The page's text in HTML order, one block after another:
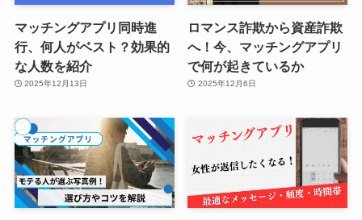
マッチングアプリ同時進
行、何人がベスト？効果的
な人数を紹介
2025年12月13日
ロマンス詐欺から資産詐欺
へ！今、マッチングアプリ
で何が起きているか
2025年12月6日